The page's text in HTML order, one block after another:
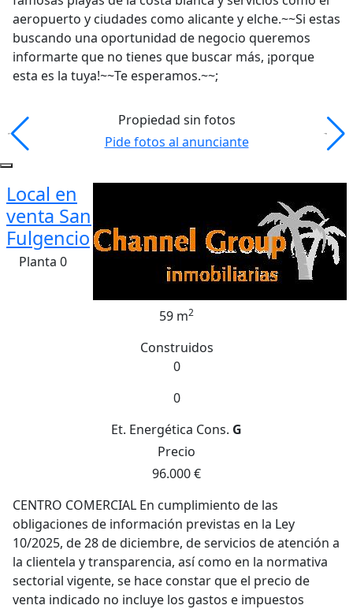
aeropuerto y ciudades como alicante y elche.~~Si estas
buscando una oportunidad de negocio queremos
informarte que no tienes que buscar más, ¡porque
esta es la tuya!~~Te esperamos.~~;
Propiedad sin fotos
Pide fotos al anunciante
Local en
venta San
Fulgencio
Planta 0
59 m2
Construidos
0
0
Et. Energética Cons. G
Precio
96.000 €
CENTRO COMERCIAL En cumplimiento de las
obligaciones de información previstas en la Ley
10/2025, de 28 de diciembre, de servicios de atención a
la clientela y transparencia, así como en la normativa
sectorial vigente, se hace constar que el precio de
venta indicado no incluye los gastos e impuestos